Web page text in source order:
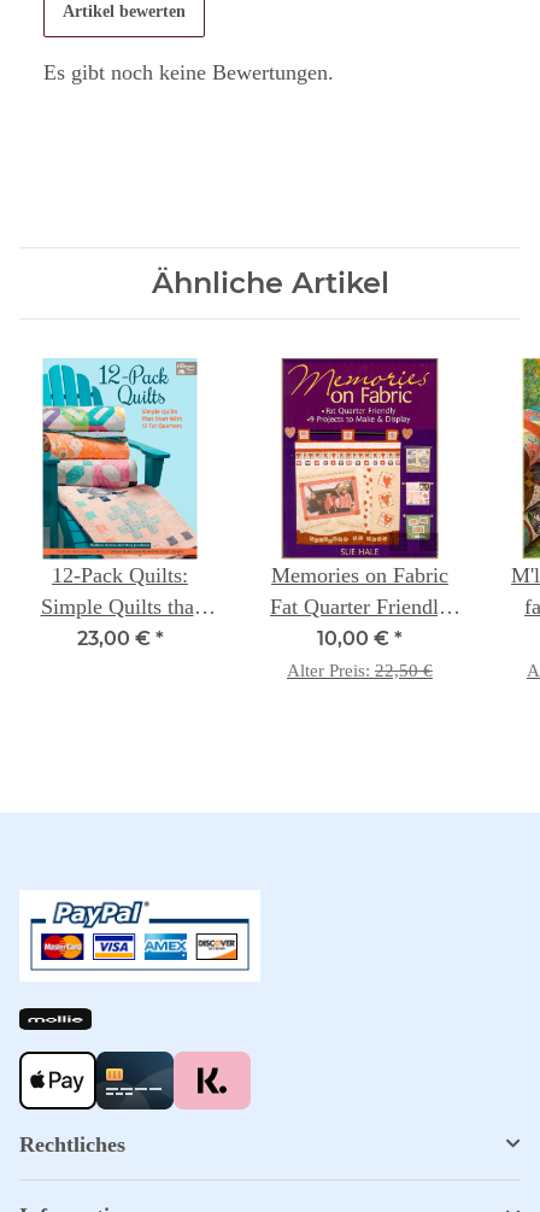
Artikel bewerten
Es gibt noch keine Bewertungen.
Ähnliche Artikel
12-Pack Quilts:
Simple Quilts that
Start with 12 Fat
23,00 € *
Memories on Fabric
Fat Quarter Friendly
Projects to make &
Display
10,00 € *
Alter Preis: 22,50 €
Rechtliches